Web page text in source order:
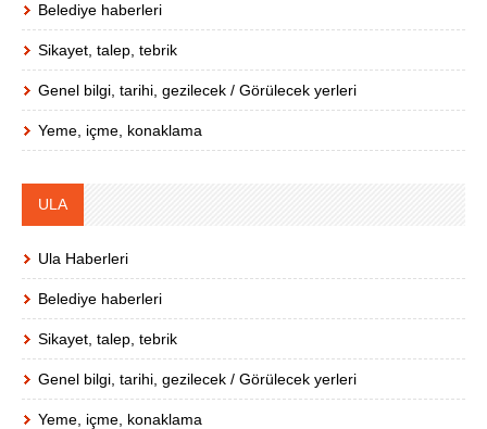
Belediye haberleri
Sikayet, talep, tebrik
Genel bilgi, tarihi, gezilecek / Görülecek yerleri
Yeme, içme, konaklama
ULA
Ula Haberleri
Belediye haberleri
Sikayet, talep, tebrik
Genel bilgi, tarihi, gezilecek / Görülecek yerleri
Yeme, içme, konaklama